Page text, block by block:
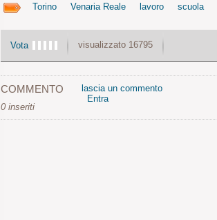
Torino Venaria Reale lavoro scuola
Vota visualizzato 16795
COMMENTO
0 inseriti
lascia un commento
Entra